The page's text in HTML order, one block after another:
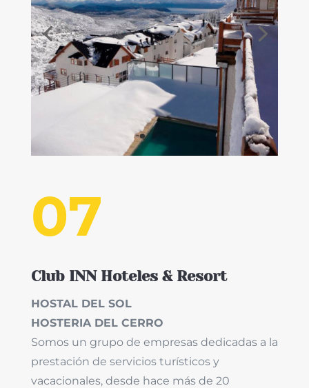
07
Club INN Hoteles & Resort
HOSTAL DEL SOL
HOSTERIA DEL CERRO
Somos un grupo de empresas dedicadas a la
prestación de servicios turísticos y
vacacionales, desde hace más de 20